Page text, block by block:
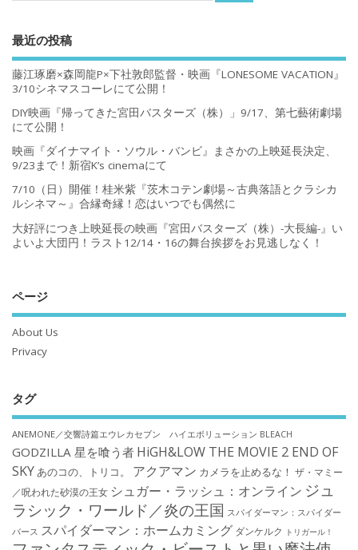
最近の投稿
藤江琢磨×森岡龍P×下社敦郎監督・映画『LONESOME VACATION』
3/10シネマスコーレにて公開！
DIY映画『帰ってきた宮田バスターズ（株）」9/17、第七藝術劇場
にて公開！
映画『ダイナマイト・ソウル・バンビ』まさかの上映延長決定、
9/23まで！新宿K’s cinemaにて
7/10（日）開催！桂米紫『茨木コテン劇場～古典落語とクラシカ
ルシネマ～』合縁奇縁！恋はいつでも偶然に
大好評につき上映延長の映画『宮田バスターズ（株）-大長編-』い
よいよ大団円！ラスト12/14・16の舞台挨拶をお見逃しなく！
ページ
About Us
Privacy
タグ
ANEMONE／交響詩篇エウレカセブン ハイエボリューション BLEACH
GODZILLA 星を喰う者 HiGH&LOW THE MOVIE 2 END OF
SKYあのコの、トリコ。 アクアマン カメラを止めるな！ ザ・マミー
／呪われた砂漠の王女 シュガー・ラッシュ：オンライン ジュ
ラシック・ワールド／炎の王国 スパイダーマン：スパイダー
バース スパイダーマン：ホームカミング ダンケルク トリガール！